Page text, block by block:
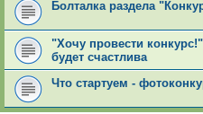
Болталка раздела
"Хочу провести
будет счастлива
Что стартуем -